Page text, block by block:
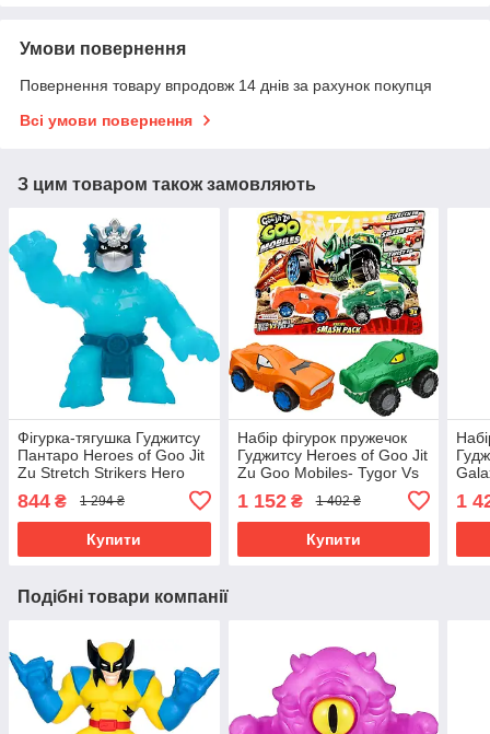
Умови повернення
Повернення товару впродовж 14 днів за рахунок покупця
Всі умови повернення
З цим товаром також замовляють
Фігурка-тягушка Гуджитсу
Пантаро Heroes of Goo Jit
Zu Stretch Strikers Hero
844 ₴ 1 294 ₴
Купити
Набір фігурок пружечок
Гуджитсу Heroes of Goo Jit
Zu Goo Mobiles- Tygor Vs
1 152₴ 1 402 ₴
Купити
1
Подібні товари компанії